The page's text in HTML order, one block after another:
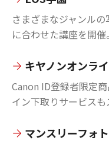
さまざまなジャンル
に合わせた講座を開催。
キヤノンオンラ
Canon ID登録者限定
イン下取りサービスも
マンスリーフォ